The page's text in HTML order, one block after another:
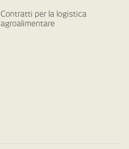
Contratti per la logistica
agroalimentare